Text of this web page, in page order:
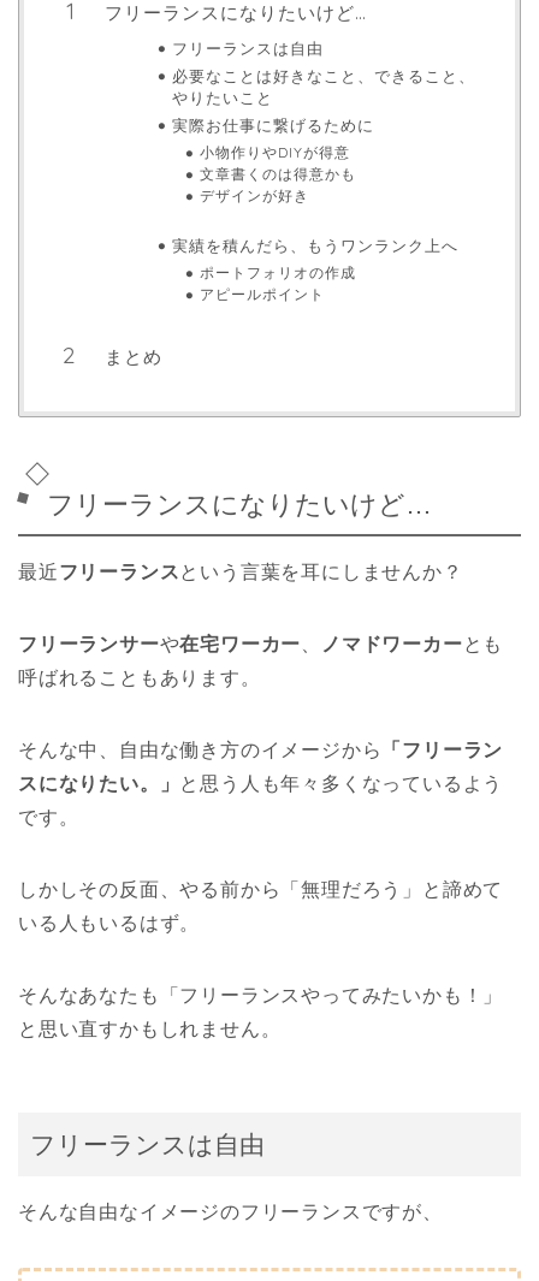
フリーランスになりたいけど…
フリーランスは自由
必要なことは好きなこと、できること、
やりたいこと
実際お仕事に繋げるために
小物作りやDIYが得意
文章書くのは得意かも
デザインが好き
実績を積んだら、もうワンランク上へ
ポートフォリオの作成
アピールポイント
まとめ
フリーランスになりたいけど…
最近フリーランスという言葉を耳にしませんか？
フリーランサーや在宅ワーカー ノマドワーカーとも
呼ばれることもあります。
そんな中、自由な働き方のイメージから
「フリーラン
スになりたい。」 と思う人も年々多くなっているよう
です。
しかしその反面、やる前から「無理だろう」と諦めて
いる人もいるはず。
そんなあなたも「フリーランスやってみたいかも！」
と思い直すかもしれません。
フリーランスは自由
そんな自由なイメージのフリーランスですが、